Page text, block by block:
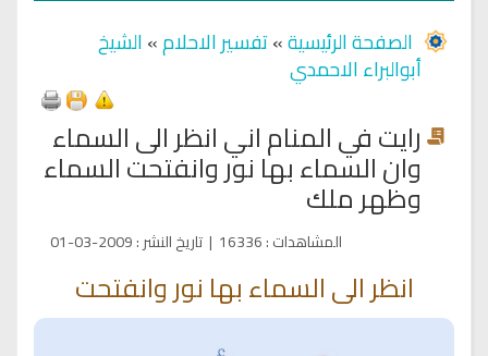
الصفحة الرئيسية»تفسير الاحلام»الشيخ
أبوالبراء الاحمدي
رايت في المنام اني انظر الى السماء
وان السماء بها نور وانفتحت السماء
وظهر ملك
المشاهدات:
16336
| تاريخ النشر:
2009-03-01
انظر الى السماء بها نور وانفتحت